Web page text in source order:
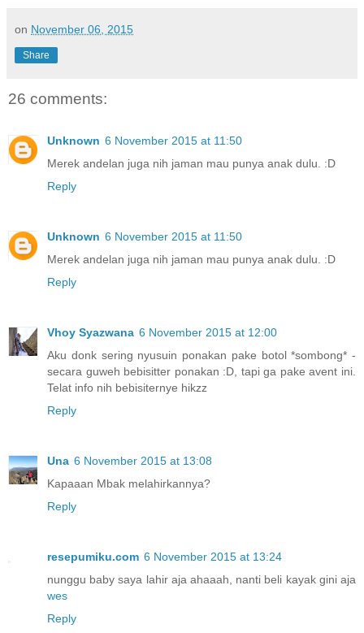
on November 06, 2015
Share
26 comments:
Unknown 6 November 2015 at 11:50
Merek andelan juga nih jaman mau punya anak dulu. :D
Reply
Unknown 6 November 2015 at 11:50
Merek andelan juga nih jaman mau punya anak dulu. :D
Reply
Vhoy Syazwana 6 November 2015 at 12:00
Aku donk sering nyusuin ponakan pake botol *sombong* -
secara guweh bebisitter ponakan :D, tapi ga pake avent ini.
Telat info nih bebisiternye hikzz
Reply
Una 6 November 2015 at 13:08
Kapaaan Mbak melahirkannya?
Reply
resepumiku.com 6 November 2015 at 13:24
nunggu baby saya lahir aja ahaaah, nanti beli kayak gini aja
wes
Reply